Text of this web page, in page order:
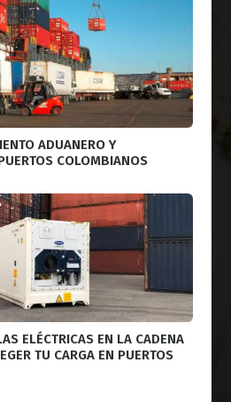
ADUANERO Y
COLOMBIANOS
ELÉCTRICAS EN LA CADENA
TU CARGA EN PUERTOS